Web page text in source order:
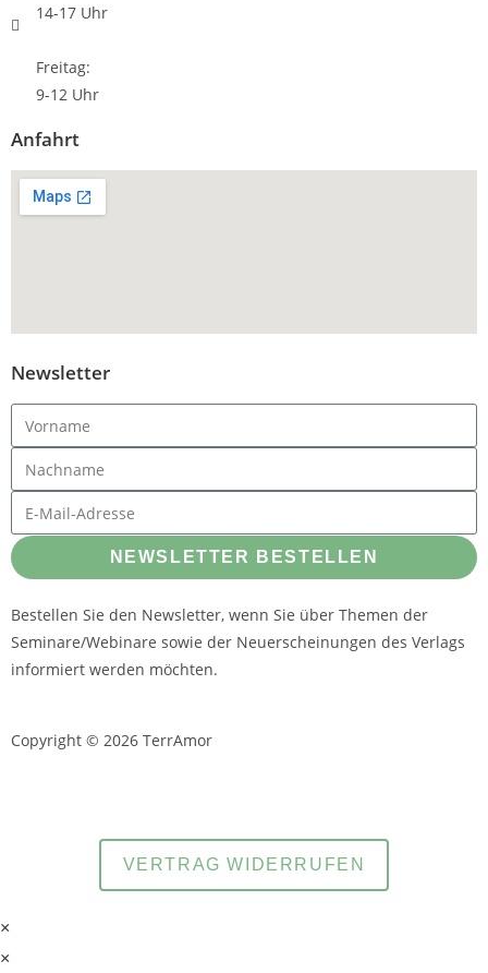
14-17 Uhr
Freitag:
9-12 Uhr
Anfahrt
Newsletter
NEWSLETTER BESTELLEN
Bestellen Sie den Newsletter, wenn Sie über Themen der
Seminare/Webinare sowie der Neuerscheinungen des Verlags
informiert werden möchten.
Copyright © 2026 TerrAmor
VERTRAG WIDERRUFEN
×
×